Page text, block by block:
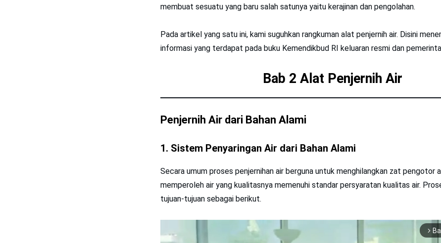
membuat sesuatu yang baru salah satunya yaitu kerajinan dan pengolahan.
Pada artikel yang satu ini, kami suguhkan rangkuman alat penjernih air. Disini
informasi yang terdapat pada buku Kemendikbud RI keluaran resmi dan
Bab 2 Alat Penjernih Air
Penjernih Air dari Bahan Alami
1. Sistem Penyaringan Air dari Bahan Alami
Secara umum proses penjernihan air berguna untuk menghilangkan zat pengotor
memperoleh air yang kualitasnya memenuhi standar persyaratan kualitas air.
tujuan-tujuan sebagai berikut.
arrow_forward_ios